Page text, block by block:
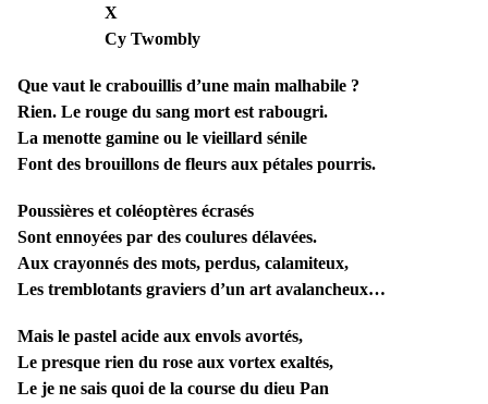
X
Cy Twombly
Que vaut le crabouillis d’une main malhabile ?
Rien. Le rouge du sang mort est rabougri.
La menotte gamine ou le vieillard sénile
Font des brouillons de fleurs aux pétales pourris.
Poussières et coléoptères écrasés
Sont ennoyées par des coulures délavées.
Aux crayonnés des mots, perdus, calamiteux,
Les tremblotants graviers d’un art avalancheux…
Mais le pastel acide aux envols avortés,
Le presque rien du rose aux vortex exaltés,
Le je ne sais quoi de la course du dieu Pan